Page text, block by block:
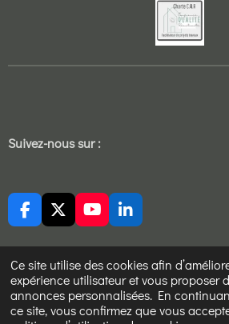
Ce site utilise des cookies afin
expérience utilisateur et vous proposer
annonces personnalisées. En
ce site, vous confirmez que vous
Suivez-nous sur :
F
a
c
e
b
o
o
X
Y
o
u
T
u
b
e
L
i
n
k
e
d
I
https://sites.google.com/view/ucj-
© 2022 - 2026 Sekure devis travaux